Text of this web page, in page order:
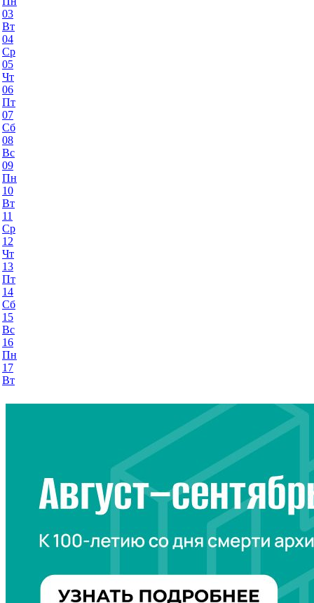
03
Вт
04
Ср
05
Чт
06
Пт
07
Сб
08
Вс
09
Пн
10
Вт
11
Ср
12
Чт
13
Пт
14
Сб
15
Вс
16
Пн
17
Вт